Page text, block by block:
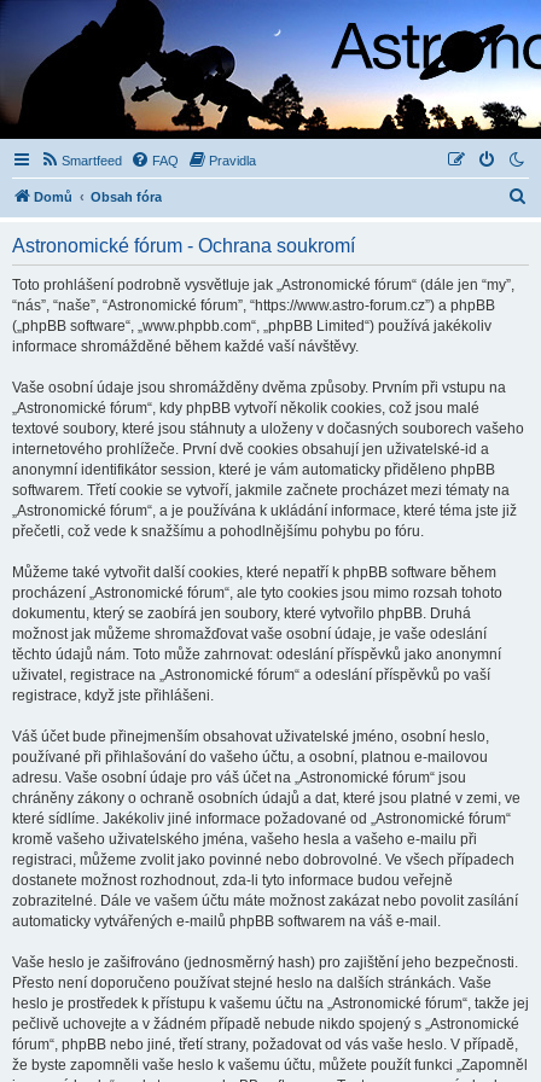
Smartfeed FAQ Pravidla
Domů Obsah fóra
Astronomické fórum - Ochrana soukromí
Toto prohlášení podrobně vysvětluje jak „Astronomické fórum“ (dále jen “my”,
“nás”, “naše”, “Astronomické fórum”, “https://www.astro-forum.cz”) a phpBB
(„phpBB software“, „www.phpbb.com“, „phpBB Limited“) používá jakékoliv
informace shromážděné během každé vaší návštěvy.
Vaše osobní údaje jsou shromážděny dvěma způsoby. Prvním při vstupu na
„Astronomické fórum“, kdy phpBB vytvoří několik cookies, což jsou malé
textové soubory, které jsou stáhnuty a uloženy v dočasných souborech vašeho
internetového prohlížeče. První dvě cookies obsahují jen uživatelské-id a
anonymní identifikátor session, které je vám automaticky přiděleno phpBB
softwarem. Třetí cookie se vytvoří, jakmile začnete procházet mezi tématy na
„Astronomické fórum“, a je používána k ukládání informace, které téma jste již
přečetli, což vede k snažšímu a pohodlnějšímu pohybu po fóru.
Můžeme také vytvořit další cookies, které nepatří k phpBB software během
procházení „Astronomické fórum“, ale tyto cookies jsou mimo rozsah tohoto
dokumentu, který se zaobírá jen soubory, které vytvořilo phpBB. Druhá
možnost jak můžeme shromažďovat vaše osobní údaje, je vaše odeslání
těchto údajů nám. Toto může zahrnovat: odeslání příspěvků jako anonymní
uživatel, registrace na „Astronomické fórum“ a odeslání příspěvků po vaší
registrace, když jste přihlášeni.
Váš účet bude přinejmenším obsahovat uživatelské jméno, osobní heslo,
používané při přihlašování do vašeho účtu, a osobní, platnou e-mailovou
adresu. Vaše osobní údaje pro váš účet na „Astronomické fórum“ jsou
chráněny zákony o ochraně osobních údajů a dat, které jsou platné v zemi, ve
které sídlíme. Jakékoliv jiné informace požadované od „Astronomické fórum“
kromě vašeho uživatelského jména, vašeho hesla a vašeho e-mailu při
registraci, můžeme zvolit jako povinné nebo dobrovolné. Ve všech případech
dostanete možnost rozhodnout, zda-li tyto informace budou veřejně
zobrazitelné. Dále ve vašem účtu máte možnost zakázat nebo povolit zasílání
automaticky vytvářených e-mailů phpBB softwarem na váš e-mail.
Vaše heslo je zašifrováno (jednosměrný hash) pro zajištění jeho bezpečnosti.
Přesto není doporučeno používat stejné heslo na dalších stránkách. Vaše
heslo je prostředek k přístupu k vašemu účtu na „Astronomické fórum“, takže jej
pečlivě uchovejte a v žádném případě nebude nikdo spojený s „Astronomické
fórum“, phpBB nebo jiné, třetí strany, požadovat od vás vaše heslo. V případě,
že byste zapomněli vaše heslo k vašemu účtu, můžete použít funkci „Zapomněl